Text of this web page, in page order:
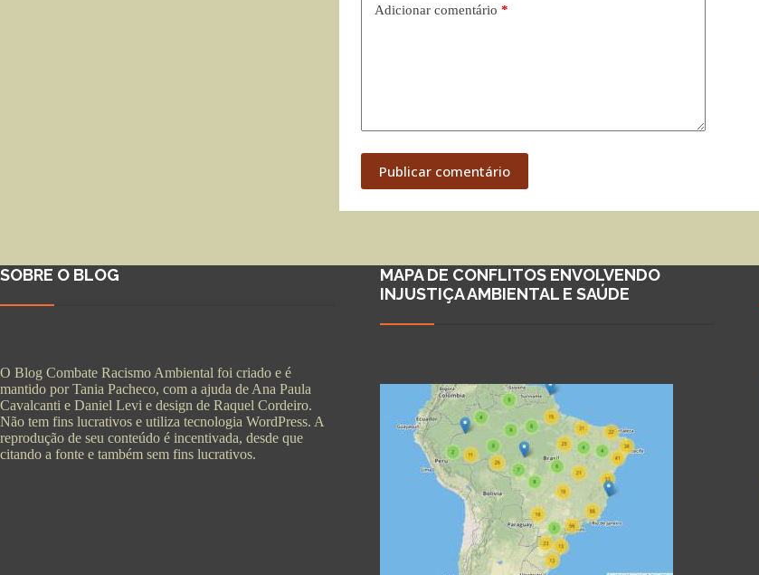
Adicionar comentário *
Publicar comentário
SOBRE O BLOG
O Blog Combate Racismo Ambiental foi criado e é
mantido por Tania Pacheco, com a ajuda de Ana Paula
Cavalcanti e Daniel Levi e design de Raquel Cordeiro.
Não tem fins lucrativos e utiliza tecnologia WordPress. A
reprodução de seu conteúdo é incentivada, desde que
citando a fonte e também sem fins lucrativos.
MAPA DE CONFLITOS ENVOLVENDO
INJUSTIÇA AMBIENTAL E SAÚDE